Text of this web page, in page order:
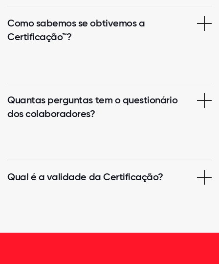
Como sabemos se obtivemos a
Certificação™?
Quantas perguntas tem o questionário
dos colaboradores?
Qual é a validade da Certificação?